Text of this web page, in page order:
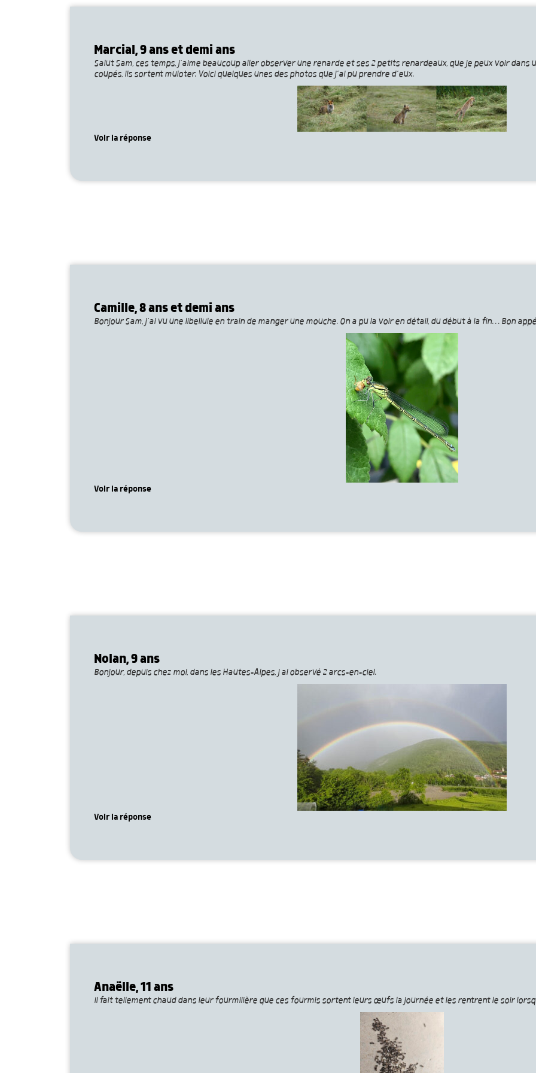
Marcial, 9 ans et demi ans
Salut Sam, ces temps, j’aime beaucoup aller observer une renarde et ses 2 petits renardeaux, que je peux voir dans
coupés, ils sortent muloter. Voici quelques unes des photos que j’ai pu prendre d’eux.
Voir la réponse
Camille, 8 ans et demi ans
Bonjour Sam, j’ai vu une libellule en train de manger une mouche. On a pu la voir en détail, du début à la fin… Bon
Voir la réponse
Nolan, 9 ans
Bonjour, depuis chez moi, dans les Hautes-Alpes, j ai observé 2 arcs-en-ciel.
Voir la réponse
Anaëlle, 11 ans
Il fait tellement chaud dans leur fourmilière que ces fourmis sortent leurs œufs la journée et les rentrent le soir